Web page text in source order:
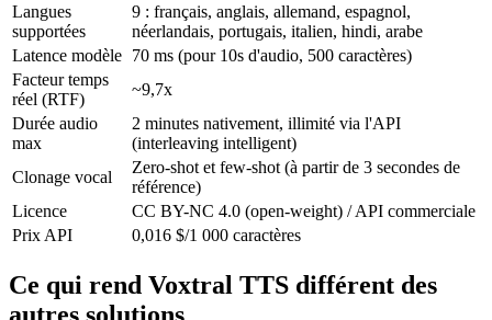
Langues
supportées
9 : français, anglais, allemand, espagnol,
néerlandais, portugais, italien, hindi, arabe
Latence modèle 70 ms (pour 10s d'audio, 500 caractères)
Facteur temps
réel (RTF)
~9,7x
Durée audio
max
2 minutes nativement, illimité via l'API
(interleaving intelligent)
Clonage vocal
Zero-shot et few-shot (à partir de 3 secondes de
référence)
Licence
CC BY-NC 4.0 (open-weight) / API commerciale
Prix API
0,016 $/1 000 caractères
Ce qui rend Voxtral TTS différent des
autres solutions